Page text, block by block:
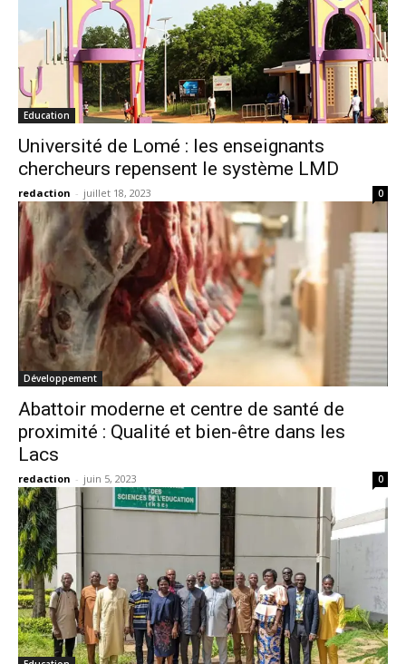
Education
Université de Lomé : les enseignants
chercheurs repensent le système LMD
redaction - juillet 18, 2023 0
Développement
Abattoir moderne et centre de santé de
proximité : Qualité et bien-être dans les
Lacs
redaction - juin 5, 2023 0